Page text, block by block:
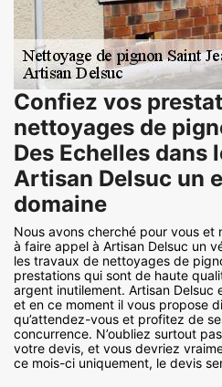
Confiez vos
nettoyages de
Des Echelles dans
Artisan Delsuc un
domaine
Nous avons cherché pour vous et
à faire appel à Artisan Delsuc un
les travaux de nettoyages de
prestations qui sont de haute
argent inutilement. Artisan Delsuc
et en ce moment il vous propose
qu’attendez-vous et profitez de
concurrence. N’oubliez surtout
votre devis, et vous devriez
ce mois-ci uniquement, le devis